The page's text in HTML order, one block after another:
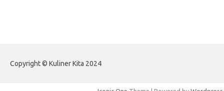
Copyright © Kuliner Kita 2024